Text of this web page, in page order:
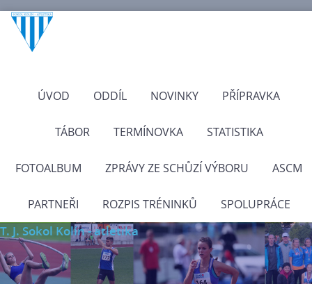
ÚVOD ODDÍL NOVINKY PŘÍPRAVKA
TÁBOR TERMÍNOVKA STATISTIKA
FOTOALBUM ZPRÁVY ZE SCHŮZÍ VÝBORU ASCM
PARTNEŘI ROZPIS TRÉNINKŮ SPOLUPRÁCE
T. J. Sokol Kolín - atletika